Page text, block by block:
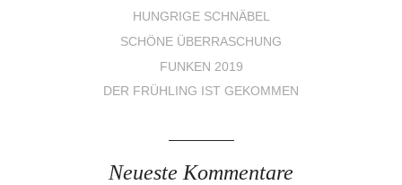
HUNGRIGE SCHNÄBEL
SCHÖNE ÜBERRASCHUNG
FUNKEN 2019
DER FRÜHLING IST GEKOMMEN
Neueste Kommentare